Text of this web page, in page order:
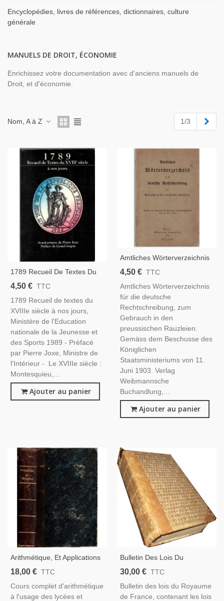
Encyclopédies, livres de références, dictionnaires, culture
générale
MANUELS DE DROIT, ÉCONOMIE
Enrichissez votre documentation avec d'anciens manuels de
Droit, et d'économie.
Nom, A à Z 1/3
1789 Recueil De Textes Du
XVIIIe Siècle À Nos Jours,
Nationale, 1989 - Révolution
De 1789, République
4,50 € TTC
1789 Recueil de textes du
XVIIIe siècle à nos jours,
Ministère de l'Education
nationale de la Jeunesse et
des Sports 1989 - Préfacé
par Pierre Joxe, Ministre de
l'Intérieur - Le XVIIIe siècle :
Montesquieu,...
Ajouter au panier
Amtliches Wörterverzeichnis
Für Die Deutsche
Vocabulaire Juridique
Allemand, Manuels
D'allemand
4,50 € TTC
Amtliches Wörterverzeichnis
für die deutsche
Rechtschreibung, zum
Gebrauch in den
preussischen Rauzleien.
Gemäss dem Beschusse des
Königlichen
Staatsministeriums von 11.
Juni 1903. Verlag
Weibmannsche
Buchandlung,...
Ajouter au panier
Arithmétique, Et Applications
Au Commerce, À La Banque,
Manuels Mathématiques,
18,00 € TTC
Cours complet d'arithmétique
à l'usage des lycées et
Bulletin Des Lois Du
Royaume De France 1822,
X, Louis XVIII, Législation,
30,00 € TTC
Bulletin des lois du Royaume
de France, contenant les lois